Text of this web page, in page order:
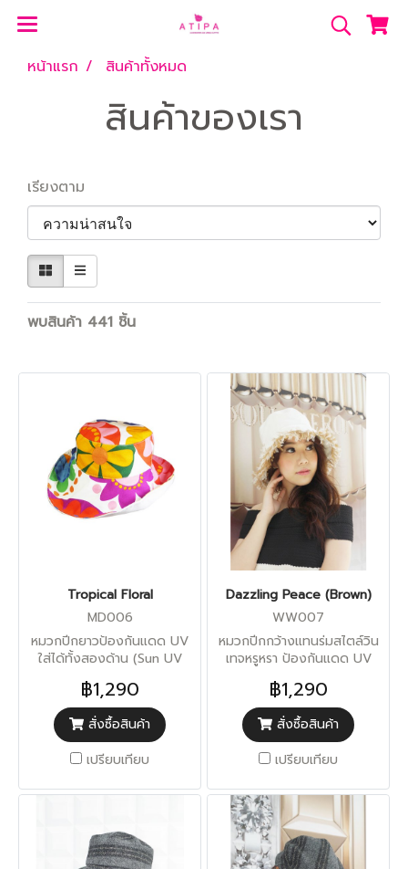
หน้าแรก สินค้าทั้งหมด
สินค้าของเรา
เรียงตาม
พบสินค้า 441 ชิ้น
Tropical Floral
MD006
หมวกปีกยาวป้องกันแดด UV
ใส่ได้ทั้งสองด้าน (Sun UV
฿1,290
สั่งซื้อสินค้า
เปรียบเทียบ
Dazzling Peace (Brown)
WW007
หมวกปีกกว้างแทนร่มสไตล์วิน
เทจหรูหรา ป้องกันแดด UV
฿1,290
สั่งซื้อสินค้า
เปรียบเทียบ